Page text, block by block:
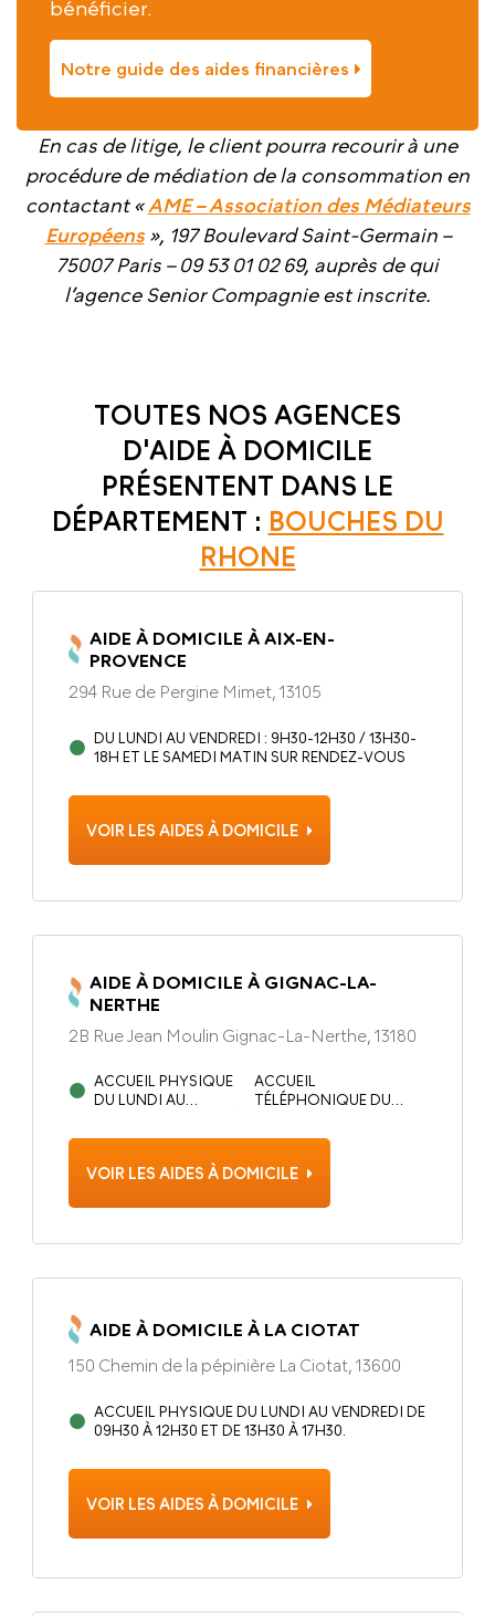
bénéficier.
Notre guide des aides financières
En cas de litige, le client pourra recourir à une
procédure de médiation de la consommation en
contactant «AME – Association des Médiateurs
Européens», 197 Boulevard Saint-Germain –
75007 Paris – 09 53 01 02 69, auprès de qui
l’agence Senior Compagnie est inscrite.
TOUTES NOS AGENCES
D'AIDE À DOMICILE
PRÉSENTENT DANS LE
DÉPARTEMENT : BOUCHES DU
RHONE
AIDE À DOMICILE À AIX-EN-
PROVENCE
294 Rue de Pergine Mimet, 13105
DU LUNDI AU VENDREDI : 9H30-12H30 / 13H30-
18H ET LE SAMEDI MATIN SUR RENDEZ-VOUS
VOIR LES AIDES À DOMICILE
AIDE À DOMICILE À GIGNAC-LA-
NERTHE
2B Rue Jean Moulin Gignac-La-Nerthe, 13180
ACCUEIL PHYSIQUE
DU LUNDI AU
12H30 ET 14H00 À
ACCUEIL
TÉLÉPHONIQUE DU
8H30 À 12H30 ET 14H00
VOIR LES AIDES À DOMICILE
AIDE À DOMICILE À LA CIOTAT
150 Chemin de la pépinière La Ciotat, 13600
ACCUEIL PHYSIQUE DU LUNDI AU VENDREDI DE
09H30 À 12H30 ET DE 13H30 À 17H30.
VOIR LES AIDES À DOMICILE